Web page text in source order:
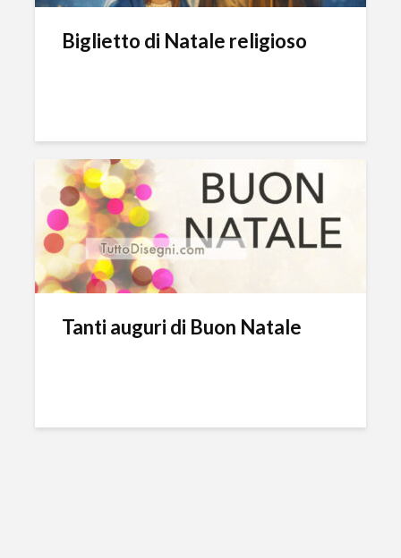
Biglietto di Natale religioso
Tanti auguri di Buon Natale